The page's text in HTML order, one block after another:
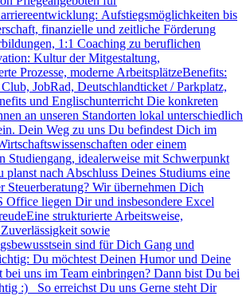
Aufstiegsmöglichkeiten bis
finanzielle und zeitliche Förderung
1:1 Coaching zu beruflichen
Kultur der Mitgestaltung,
Prozesse, moderne ArbeitsplätzeBenefits:
JobRad, Deutschlandticket / Parkplatz,
und Englischunterricht Die konkreten
an unseren Standorten lokal unterschiedlich
Dein Weg zu uns Du befindest Dich im
oder einem
Studiengang, idealerweise mit Schwerpunkt
planst nach Abschluss Deines Studiums eine
Steuerberatung? Wir übernehmen Dich
Office liegen Dir und insbesondere Excel
strukturierte Arbeitsweise,
sowie
sind für Dich Gang und
Du möchtest Deinen Humor und Deine
bei uns im Team einbringen? Dann bist Du bei
:) So erreichst Du uns Gerne steht Dir